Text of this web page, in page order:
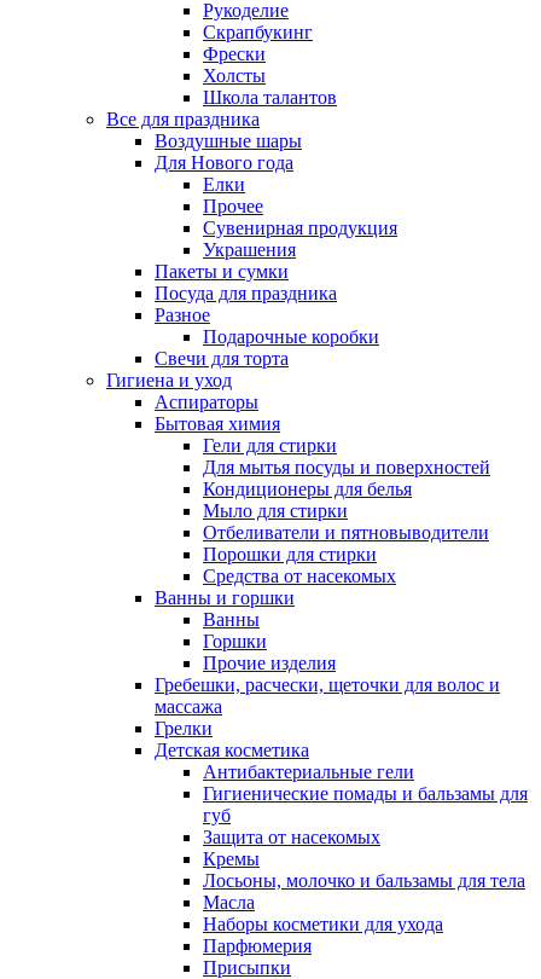
Рукоделие
Скрапбукинг
Фрески
Холсты
Школа талантов
Все для праздника
Воздушные шары
Для Нового года
Елки
Прочее
Сувенирная продукция
Украшения
Пакеты и сумки
Посуда для праздника
Разное
Подарочные коробки
Свечи для торта
Гигиена и уход
Аспираторы
Бытовая химия
Гели для стирки
Для мытья посуды и поверхностей
Кондиционеры для белья
Мыло для стирки
Отбеливатели и пятновыводители
Порошки для стирки
Средства от насекомых
Ванны и горшки
Ванны
Горшки
Прочие изделия
Гребешки, расчески, щеточки для волос и
массажа
Грелки
Детская косметика
Антибактериальные гели
Гигиенические помады и бальзамы для
губ
Защита от насекомых
Кремы
Лосьоны, молочко и бальзамы для тела
Масла
Наборы косметики для ухода
Парфюмерия
Присыпки